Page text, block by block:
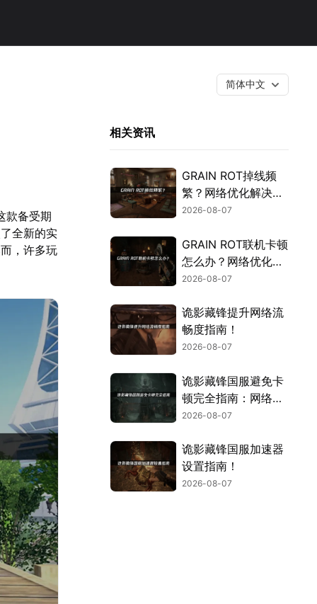
简体中文
款备受期
全新的实
，许多玩
相关资讯
GRAIN ROT掉线频
繁？网络优化解决指
南！
2026-08-07
GRAIN ROT联机卡顿
怎么办？网络优化解
决方案！
2026-08-07
诡影藏锋提升网络流
畅度指南！
2026-08-07
诡影藏锋国服避免卡
顿完全指南：网络优
化与解决技巧！
2026-08-07
诡影藏锋国服加速器
设置指南！
2026-08-07